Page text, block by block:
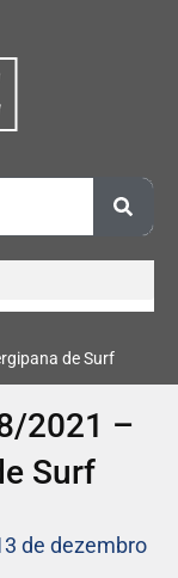
de Surf
2021 –
Surf
de dezembro